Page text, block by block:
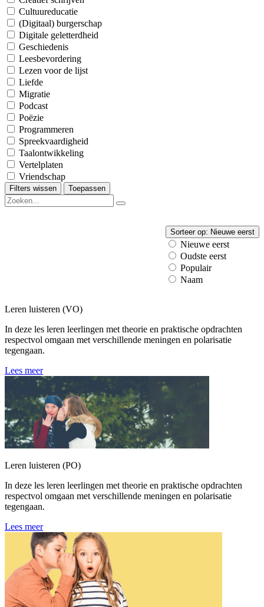
Cultuureducatie
(Digitaal) burgerschap
Digitale geletterdheid
Geschiedenis
Leesbevordering
Lezen voor de lijst
Liefde
Migratie
Podcast
Poëzie
Programmeren
Spreekvaardigheid
Taalontwikkeling
Vertelplaten
Vriendschap
Filters wissen Toepassen
Sorteer op: Nieuwe eerst
Nieuwe eerst
Oudste eerst
Populair
Naam
Leren luisteren (VO)
In deze les leren leerlingen met theorie en praktische opdrachten
respectvol omgaan met verschillende meningen en polarisatie
tegengaan.
Lees meer
Leren luisteren (PO)
In deze les leren leerlingen met theorie en praktische opdrachten
respectvol omgaan met verschillende meningen en polarisatie
tegengaan.
Lees meer